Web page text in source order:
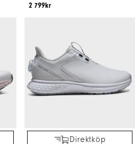
2 799kr
Direktköp